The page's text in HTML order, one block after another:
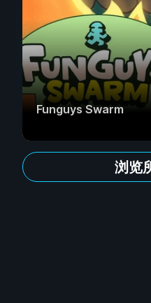
Funguys Swarm
浏览